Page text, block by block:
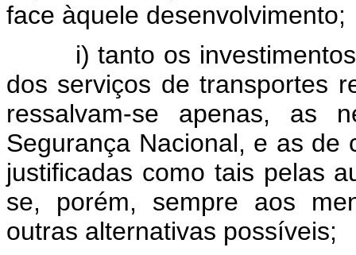
face àquele desenvolvimento;
i) tanto os
dos serviços de transportes
ressalvam-se apenas, as
Segurança Nacional, e as de
justificadas como tais pelas
se, porém, sempre aos
outras alternativas possíveis;